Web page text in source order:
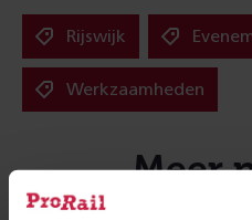
Rijswijk
Werkzaamheden
Meer